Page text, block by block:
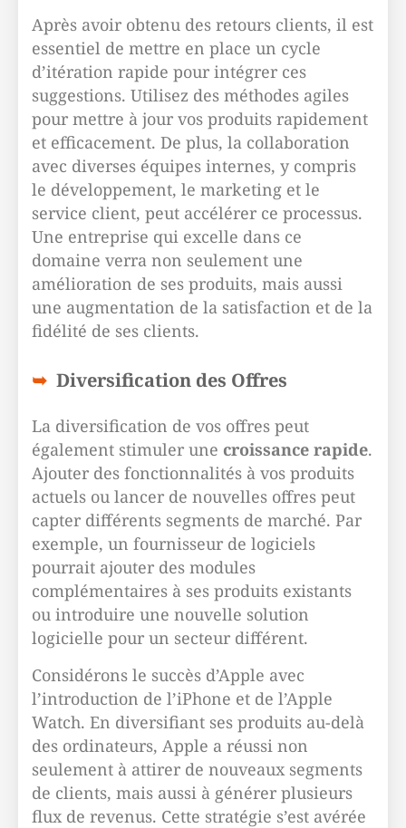
Après avoir obtenu des retours clients, il est
essentiel de mettre en place un cycle
d’itération rapide pour intégrer ces
suggestions. Utilisez des méthodes agiles
pour mettre à jour vos produits rapidement
et efficacement. De plus, la collaboration
avec diverses équipes internes, y compris
le développement, le marketing et le
service client, peut accélérer ce processus.
Une entreprise qui excelle dans ce
domaine verra non seulement une
amélioration de ses produits, mais aussi
une augmentation de la satisfaction et de la
fidélité de ses clients.
Diversification des Offres
La diversification de vos offres peut
également stimuler une croissance rapide.
Ajouter des fonctionnalités à vos produits
actuels ou lancer de nouvelles offres peut
capter différents segments de marché. Par
exemple, un fournisseur de logiciels
pourrait ajouter des modules
complémentaires à ses produits existants
ou introduire une nouvelle solution
logicielle pour un secteur différent.
Considérons le succès d’Apple avec
l’introduction de l’iPhone et de l’Apple
Watch. En diversifiant ses produits au-delà
des ordinateurs, Apple a réussi non
seulement à attirer de nouveaux segments
de clients, mais aussi à générer plusieurs
flux de revenus. Cette stratégie s’est avérée